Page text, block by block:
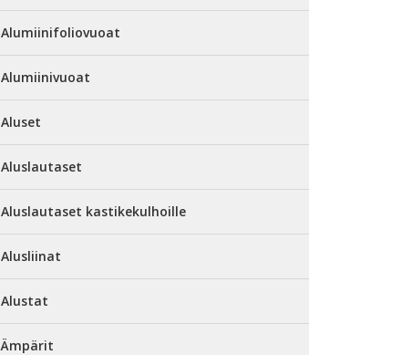
Alumiinifoliovuoat
Alumiinivuoat
Aluset
Aluslautaset
Aluslautaset kastikekulhoille
Alusliinat
Alustat
Ämpärit